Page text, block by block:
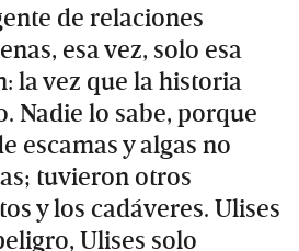
de relaciones
esa vez, solo esa
la vez que la historia
Nadie lo sabe, porque
escamas y algas no
tuvieron otros
y los cadáveres. Ulises
Ulises solo